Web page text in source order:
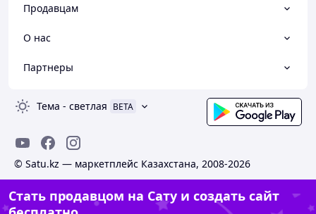
Продавцам
О нас
Партнеры
Тема - светлая BETA
© Satu.kz — маркетплейс Казахстана, 2008-2026
Стать продавцом на Сату и создать сайт